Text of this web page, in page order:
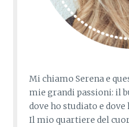
Mi chiamo Serena e
mie grandi passioni: il
dove ho studiato e
Il mio quartiere del